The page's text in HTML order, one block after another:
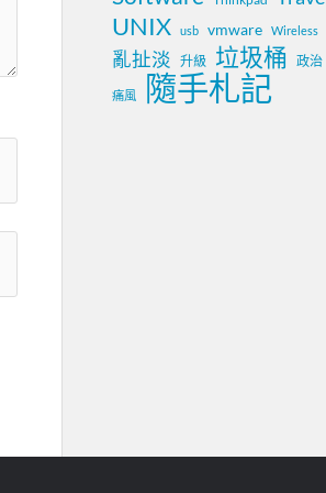
UNIX usb vmware Wireless
亂扯淡 升級 垃圾桶 政治
痛風 隨手札記